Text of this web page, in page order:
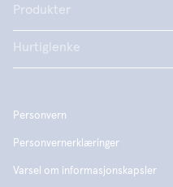
Produkter
Hurtiglenke
Personvern
Personvernerklæringer
Varsel om informasjonskapsler